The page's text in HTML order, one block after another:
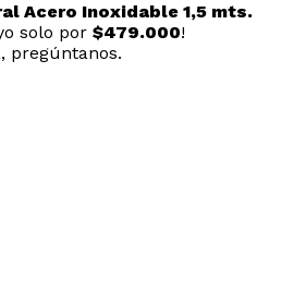
Acero Inoxidable 1,5 mts.
solo por $479.000!
pregúntanos.